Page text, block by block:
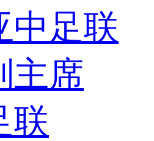
中足联
主席
联